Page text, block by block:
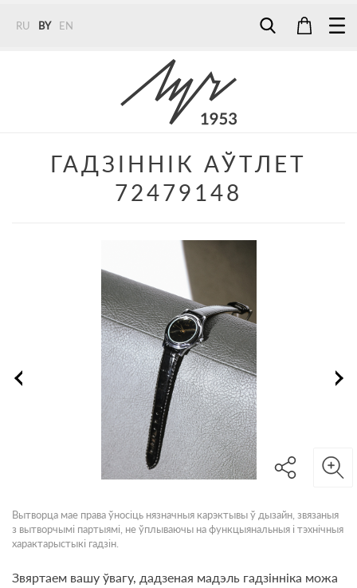
RU BY EN
+375 (29) 272 51 56
ГАДЗІННІК АЎТЛЕТ
72479148
Вытворца мае права ўносіць нязначныя карэктывы ў дызайн, звязаныя
з вытворчымі партыямі, не ўплываючы на функцыянальныя і тэхнічныя
характарыстыкі гадзін.
Звяртаем вашу ўвагу, дадзеная мадэль гадзінніка можа